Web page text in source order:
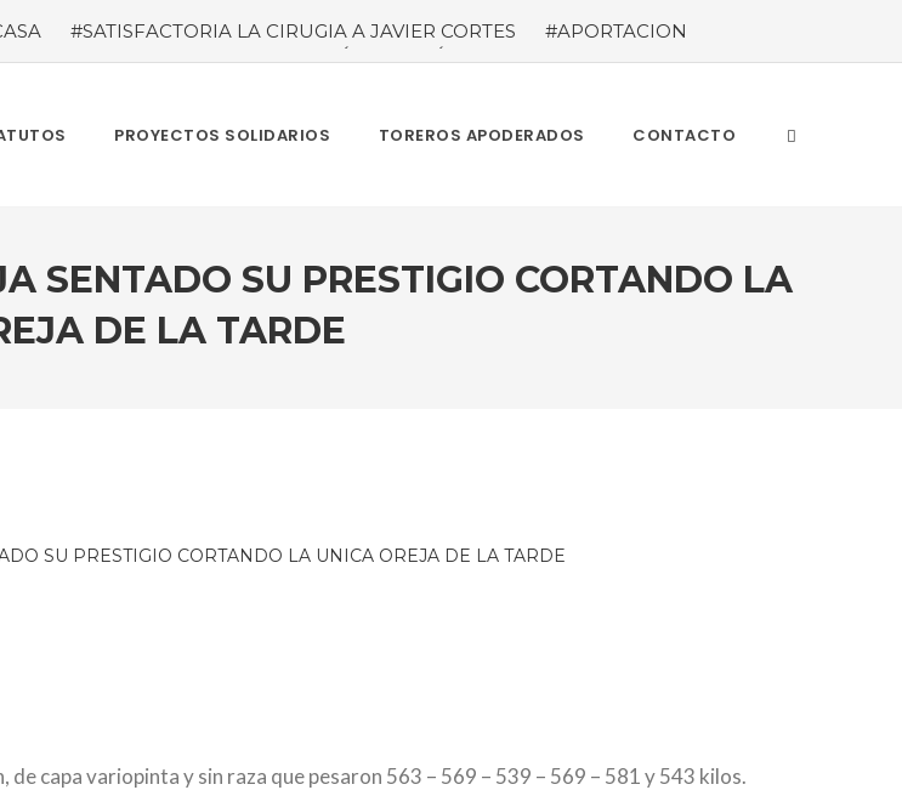
#SATISFACTORIA LA CIRUGIA A JAVIER CORTES
#APORTACION
#“LAS VENTAS” ROZÓ EL MILLÓN DE ASISTENTES Las cifras
DE LUCES EN BOGOTA
PROYECTOS SOLIDARIOS TOREROS APODERADOS CONTACTO
SENTADO SU PRESTIGIO CORTANDO LA
DE LA TARDE
de capa variopinta y sin raza que pesaron 563 – 569 – 539 – 569 – 581 y 543 kilos.